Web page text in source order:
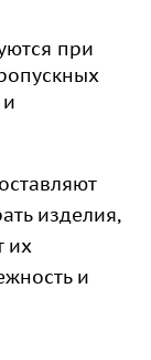
при
изделия,
их
и